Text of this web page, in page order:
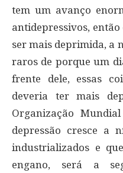
tem um avanço
antidepressivos, então
ser mais deprimida, a
raros de porque um
frente dele, essas
deveria ter mais
Organização
depressão cresce a
industrializados e
engano, será a